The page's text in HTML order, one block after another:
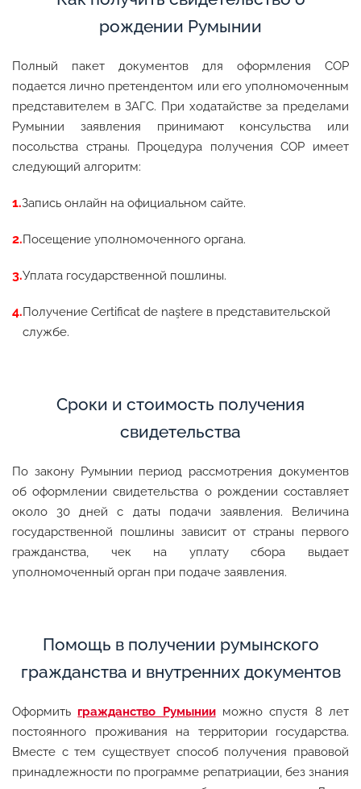
рождении Румынии
Полный пакет документов для оформления СОР
подается лично претендентом или его уполномоченным
представителем в ЗАГС. При ходатайстве за пределами
Румынии заявления принимают консульства или
посольства страны. Процедура получения СОР имеет
следующий алгоритм:
Запись онлайн на официальном сайте.
Посещение уполномоченного органа.
Уплата государственной пошлины.
Получение Certificat de naştere в представительской
службе.
Сроки и стоимость получения
свидетельства
По закону Румынии период рассмотрения документов
об оформлении свидетельства о рождении составляет
около 30 дней с даты подачи заявления. Величина
государственной пошлины зависит от страны первого
гражданства, чек на уплату сбора выдает
уполномоченный орган при подаче заявления.
Помощь в получении румынского
гражданства и внутренних документов
Оформить гражданство Румынииможно спустя 8 лет
постоянного проживания на территории государства.
Вместе с тем существует способ получения правовой
принадлежности по программе репатриации, без знания